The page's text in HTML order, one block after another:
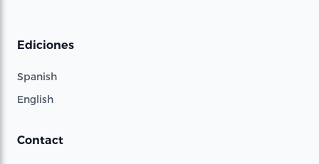
Ediciones
Spanish
English
Contact